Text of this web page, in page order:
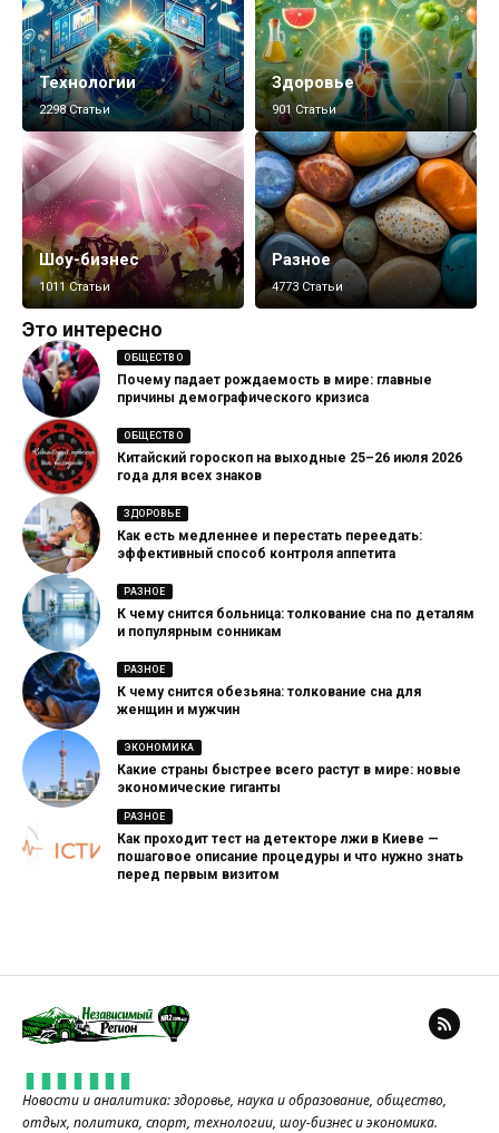
Технологии
2298 Статьи
Здоровье
901 Статьи
Шоу-бизнес
1011 Статьи
Разное
4773 Статьи
Это интересно
ОБЩЕСТВО
Почему падает рождаемость в мире: главные
причины демографического кризиса
ОБЩЕСТВО
Китайский гороскоп на выходные 25–26 июля 2026
года для всех знаков
ЗДОРОВЬЕ
Как есть медленнее и перестать переедать:
эффективный способ контроля аппетита
РАЗНОЕ
К чему снится больница: толкование сна по деталям
и популярным сонникам
РАЗНОЕ
К чему снится обезьяна: толкование сна для
женщин и мужчин
ЭКОНОМИКА
Какие страны быстрее всего растут в мире: новые
экономические гиганты
РАЗНОЕ
Как проходит тест на детекторе лжи в Киеве —
пошаговое описание процедуры и что нужно знать
перед первым визитом
Новости и аналитика: здоровье, наука и образование, общество,
отдых, политика, спорт, технологии, шоу-бизнес и экономика.